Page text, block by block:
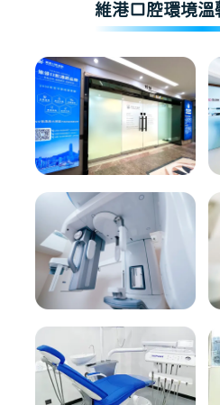
維港口腔環境